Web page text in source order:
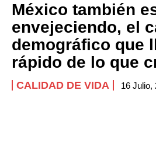
México también
envejeciendo, el
demográfico que
rápido de lo que
CALIDAD DE VIDA 16 Julio,